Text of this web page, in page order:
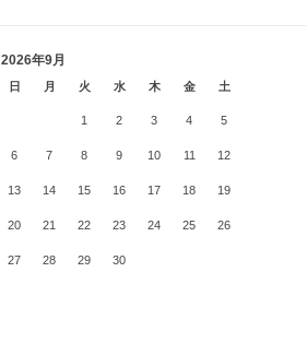
2026年9月
日 月 火 水 木 金 土
1 2 3 4 5
6 7 8 9 10 11 12
13 14 15 16 17 18 19
20 21 22 23 24 25 26
27 28 29 30